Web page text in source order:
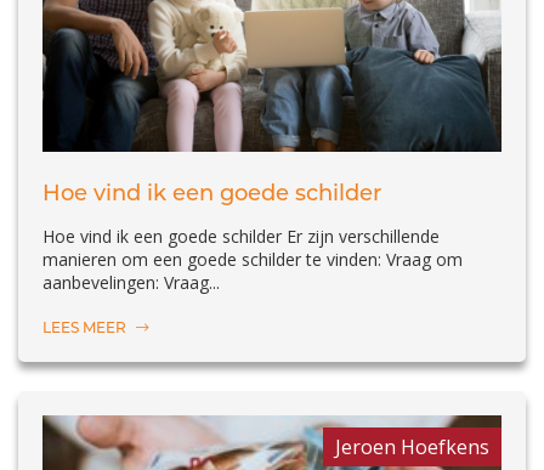
Hoe vind ik een goede schilder
Hoe vind ik een goede schilder Er zijn verschillende
manieren om een goede schilder te vinden: Vraag om
aanbevelingen: Vraag...
LEES MEER
Jeroen Hoefkens